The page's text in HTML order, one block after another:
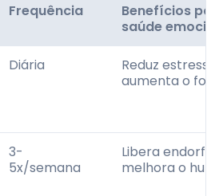
Frequência
Benefícios
saúde
Diária
Reduz
aumenta o
3-
5x/semana
Libera
melhora o